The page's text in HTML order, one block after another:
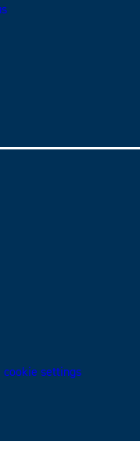
cookie settings